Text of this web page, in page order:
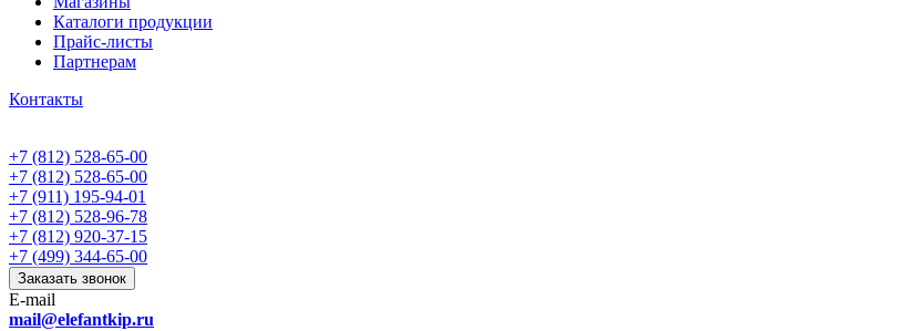
Каталоги продукции
Прайс-листы
Партнерам
Контакты
+7 (812) 528-65-00
+7 (812) 528-65-00
+7 (911) 195-94-01
+7 (812) 528-96-78
+7 (812) 920-37-15
+7 (499) 344-65-00
Заказать звонок
E-mail
mail@elefantkip.ru